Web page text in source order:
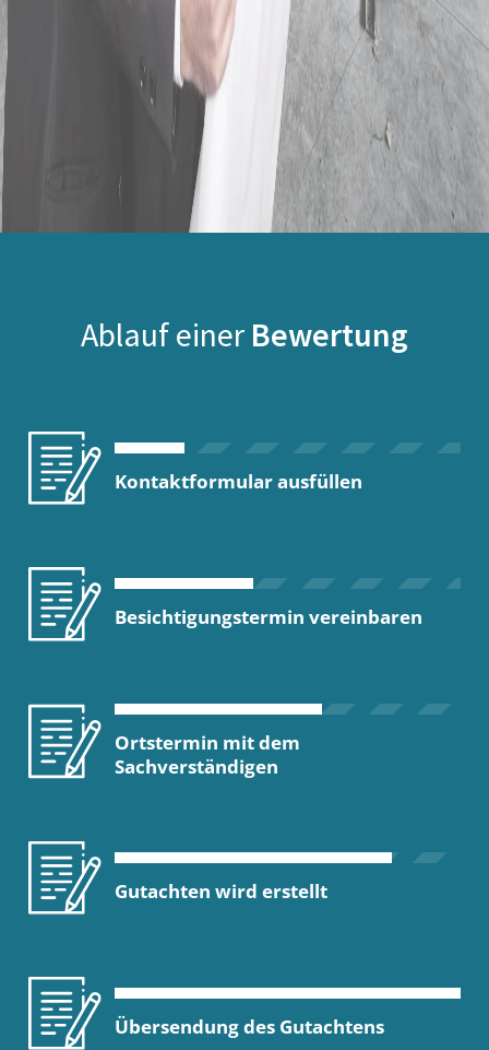
Ablauf einer Bewertung
Kontaktformular ausfüllen
Besichtigungstermin vereinbaren
Ortstermin mit dem
Sachverständigen
Gutachten wird erstellt
Übersendung des Gutachtens